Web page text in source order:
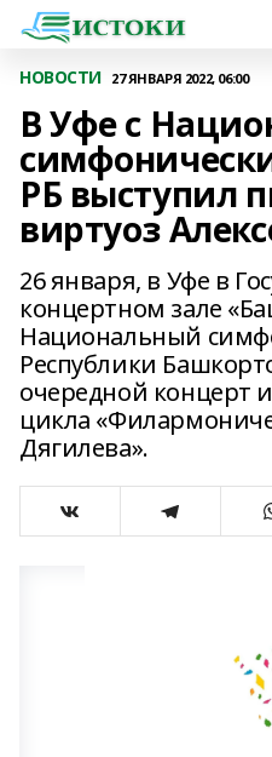
НОВОСТИ 27 ЯНВАРЯ 2022, 06:00
В Уфе с
РБ выступил
виртуоз
26 января, в Уфе в
концертном зале
Национальный
Республики
очередной концерт
цикла
Дягилева».